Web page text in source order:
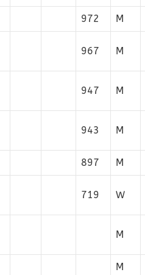
972 M
967 M
947 M
943 M
897 M
719 W
M
M